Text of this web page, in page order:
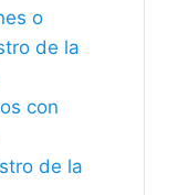
o
de la
con
de la